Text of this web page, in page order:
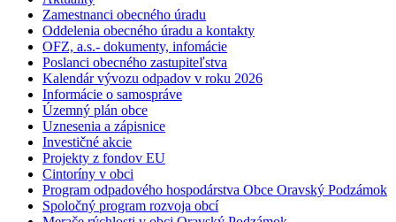
Zamestnanci obecného úradu
Oddelenia obecného úradu a kontakty
OFZ, a.s.- dokumenty, infomácie
Poslanci obecného zastupiteľstva
Kalendár vývozu odpadov v roku 2026
Informácie o samospráve
Územný plán obce
Uznesenia a zápisnice
Investičné akcie
Projekty z fondov EU
Cintoríny v obci
Program odpadového hospodárstva Obce Oravský Podzámok
Spoločný program rozvoja obcí